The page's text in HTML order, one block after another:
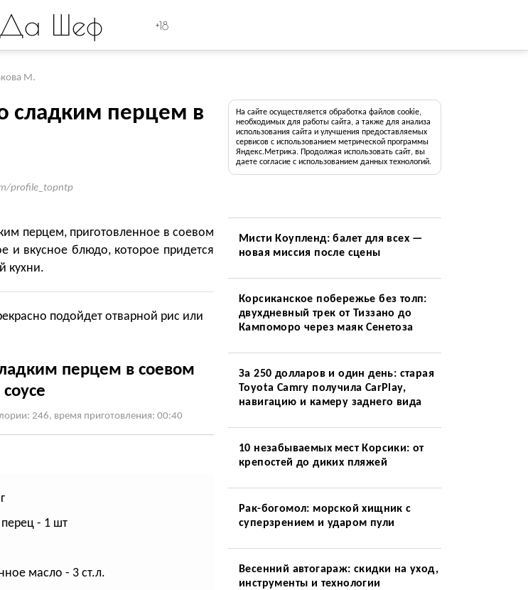
Да Шеф +18
М.
сладким перцем в
profile_topntp
перцем, приготовленное в соевом
и вкусное блюдо, которое придется
кухни.
подойдет отварной рис или
перцем в соевом
соусе
246, время приготовления: 00:40
- 1 шт
масло - 3 ст.л.
На сайте осуществляется обработка файлов cookie,
необходимых для работы сайта, а также для анализа
использования сайта и улучшения предоставляемых
сервисов с использованием метрической программы
Яндекс.Метрика. Продолжая использовать сайт, вы
даете согласие с использованием данных технологий.
Мисти Коупленд: балет для всех —
новая миссия после сцены
Корсиканское побережье без толп:
двухдневный трек от Тиззано до
Кампоморо через маяк Сенетоза
За 250 долларов и один день: старая
Toyota Camry получила CarPlay,
навигацию и камеру заднего вида
10 незабываемых мест Корсики: от
крепостей до диких пляжей
Рак-богомол: морской хищник с
суперзрением и ударом пули
Весенний автогараж: скидки на уход,
инструменты и технологии